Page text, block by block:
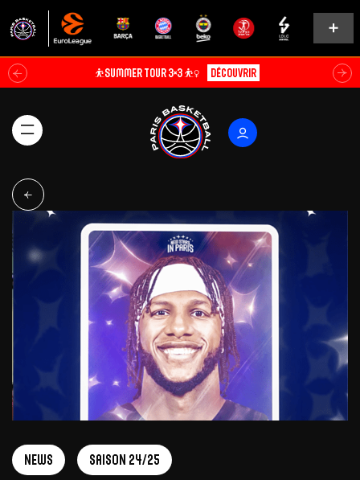
⛹️SUMMER TOUR 3×3 ⛹️‍♀️ Découvrir
News Saison 24/25